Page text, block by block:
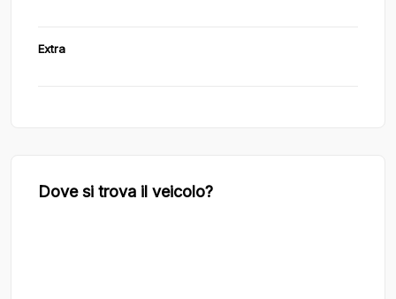
Extra
Dove si trova il veicolo?